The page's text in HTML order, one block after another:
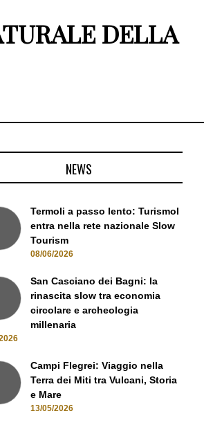
DELLA
NEWS
Termoli a passo lento: Turismol
entra nella rete nazionale Slow
Tourism
08/06/2026
San Casciano dei Bagni: la
rinascita slow tra economia
circolare e archeologia
millenaria
Campi Flegrei: Viaggio nella
Terra dei Miti tra Vulcani, Storia
e Mare
13/05/2026